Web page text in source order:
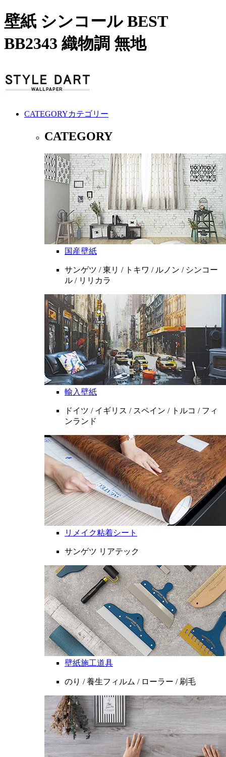
壁紙 シンコール BEST
BB2343 織物調 無地
CATEGORYカテゴリー
CATEGORY
国産壁紙
サンゲツ / 東リ / トキワ / ルノン / シンコー
ル / リリカラ
輸入壁紙
ドイツ / イギリス / スペイン / トルコ / フィ
ンランド
リメイク粘着シート
サンゲツ リアテック
壁紙施工道具
のり / 養生フィルム / ローラー / 刷毛